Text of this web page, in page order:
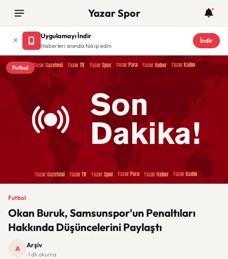
Yazar Spor
Uygulamayı İndir
Haberleri anında takip edin
İndir
Futbol
Futbol
Okan Buruk, Samsunspor'un Penaltıları
Hakkında Düşüncelerini Paylaştı
A Arşiv
· 1 dk okuma